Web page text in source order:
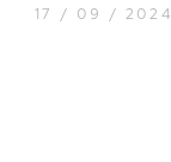
17 / 09 / 2024